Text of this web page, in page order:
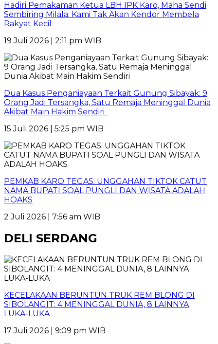
Hadiri Pemakaman Ketua LBH IPK Karo, Maha Sendi
Sembiring Milala: Kami Tak Akan Kendor Membela
Rakyat Kecil
19 Juli 2026 | 2:11 pm WIB
Dua Kasus Penganiayaan Terkait Gunung Sibayak: 9
Orang Jadi Tersangka, Satu Remaja Meninggal Dunia
Akibat Main Hakim Sendiri
15 Juli 2026 | 5:25 pm WIB
PEMKAB KARO TEGAS: UNGGAHAN TIKTOK CATUT
NAMA BUPATI SOAL PUNGLI DAN WISATA ADALAH
HOAKS
2 Juli 2026 | 7:56 am WIB
DELI SERDANG
KECELAKAAN BERUNTUN TRUK REM BLONG DI
SIBOLANGIT: 4 MENINGGAL DUNIA, 8 LAINNYA
LUKA-LUKA
17 Juli 2026 | 9:09 pm WIB